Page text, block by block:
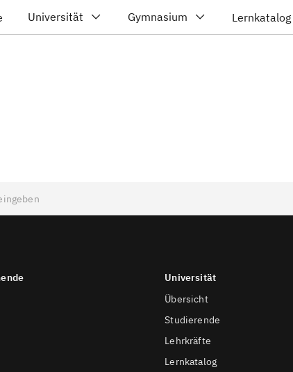
Universität Gymnasium Lernkatalog
Universität
Übersicht
Studierende
Lehrkräfte
Lernkatalog